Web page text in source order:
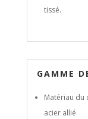
tissé.
GAMME
Matériau du
acier allié